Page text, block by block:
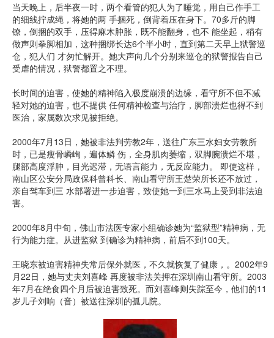
当天晚上，后半夜一时，两个看管的犯人为了睡觉，用自己作手工
的细线拧成绳，将她的两 手捆死，倒背着压在身下。70多斤的脚
镣，倒捆的双手，压得麻木肿胀，既不能翻身，也不 能坐起，稍有
做声则拳脚相加，这种捆绑长达6个半小时，直到第二天早上狱警巡
仓，犯人们 才匆忙解开。她大声向几个分别来巡仓的狱警报告自己
受虐的情况，狱警都置之不理。
长时间的迫害，使她的精神陷入极度崩溃的边缘，看守所不但不减
轻对她的迫害，也不提供 任何精神检查与治疗，脚部溃烂也得不到
医治，家属数次求见被拒绝。
2000年7月13日，她被非法判劳教2年，送往广东三水妇女劳教所
时，已是瘦骨嶙峋，遍体鳞 伤，全身肌肉萎缩，双脚腕溃烂不堪，
腿部高度浮肿，目光迟滞，无语言能力，无反应能力。 即使这样，
南山区公安分局政保科曾科长、南山看守所王楚荣所长还不放过，
亲自驾车到三 水部署进一步迫害，致使她一到三水马上受到非法迫
害。
2000年8月中旬，佛山市法医专家小组确诊她为“监狱型”精神病，无
行为能力症。从进监狱 到确诊为精神病，前后不到100天。
王晓东被迫害精神失常后保外就医，不久就恢复了健康，。2002年9
月22日，她与丈夫刘喜峰 再度被非法关押在深圳南山看守所。2003
年7月在绝食四个月后被迫害致死。而刘喜峰则失踪至今，他们的11
岁儿子刘响（音）被送往深圳的孤儿院。